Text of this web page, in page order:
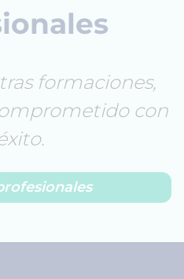
formaciones,
con